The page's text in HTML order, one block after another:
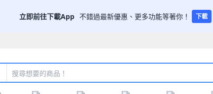
立即前往下載App 不錯過最新優惠、更多功能等著你！ 下載